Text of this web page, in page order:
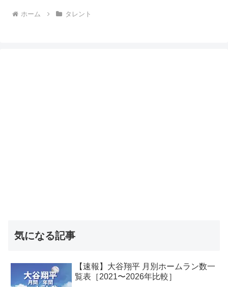
ホーム タレント
気になる記事
【速報】大谷翔平 月別ホームラン数一
覧表［2021〜2026年比較］